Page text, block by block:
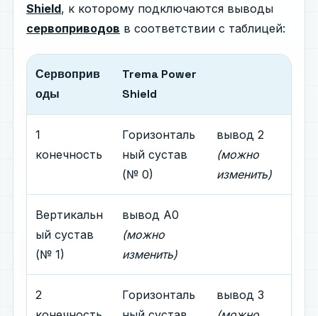
Shield, к которому подключаются выводы
сервоприводов в соответствии с таблицей:
Сервоприв
оды
Trema Power
Shield
1
конечность
Горизонталь
ный сустав
(№ 0)
вывод 2
(можно
изменить)
Вертикальн
ый сустав
(№ 1)
вывод A0
(можно
изменить)
2
Горизонталь
вывод 3